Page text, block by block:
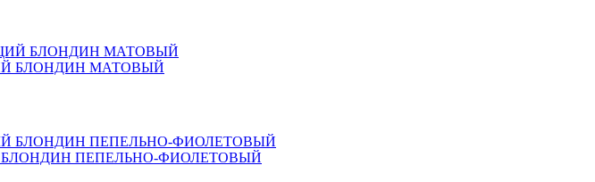
БЛОНДИН МАТОВЫЙ
БЛОНДИН ПЕПЕЛЬНО-ФИОЛЕТОВЫЙ